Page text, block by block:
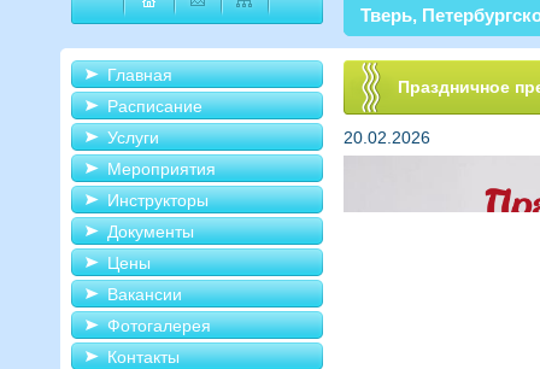
Тверь,
Главная
Расписание
Услуги
Мероприятия
Инструкторы
Документы
Цены
Вакансии
Фотогалерея
Контакты
Праздничное
20.02.2026